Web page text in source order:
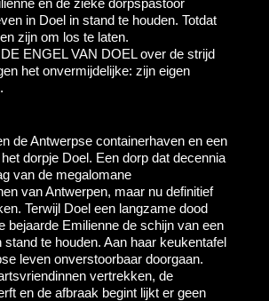
in Doel in stand te houden. Totdat
zijn om los te laten.
ENGEL VAN DOEL over de strijd
het onvermijdelijke: zijn eigen
de Antwerpse containerhaven en een
dorpje Doel. Een dorp dat decennia
van de megalomane
van Antwerpen, maar nu definitief
Terwijl Doel een langzame dood
bejaarde Emilienne de schijn van een
stand te houden. Aan haar keukentafel
leven onverstoorbaar doorgaan.
vertrekken, de
en de afbraak begint lijkt er geen